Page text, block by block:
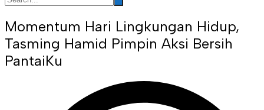
Momentum Hari Lingkungan Hidup,
Tasming Hamid Pimpin Aksi Bersih
PantaiKu